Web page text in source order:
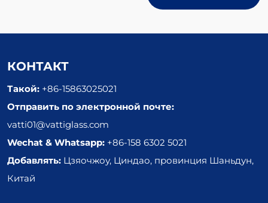
КОНТАКТ
Такой: +86-15863025021
Отправить по электронной почте:
vatti01@vattiglass.com
Wechat & Whatsapp: +86-158 6302 5021
Добавлять: Цзяочжоу, Циндао, провинция Шаньдун,
Китай